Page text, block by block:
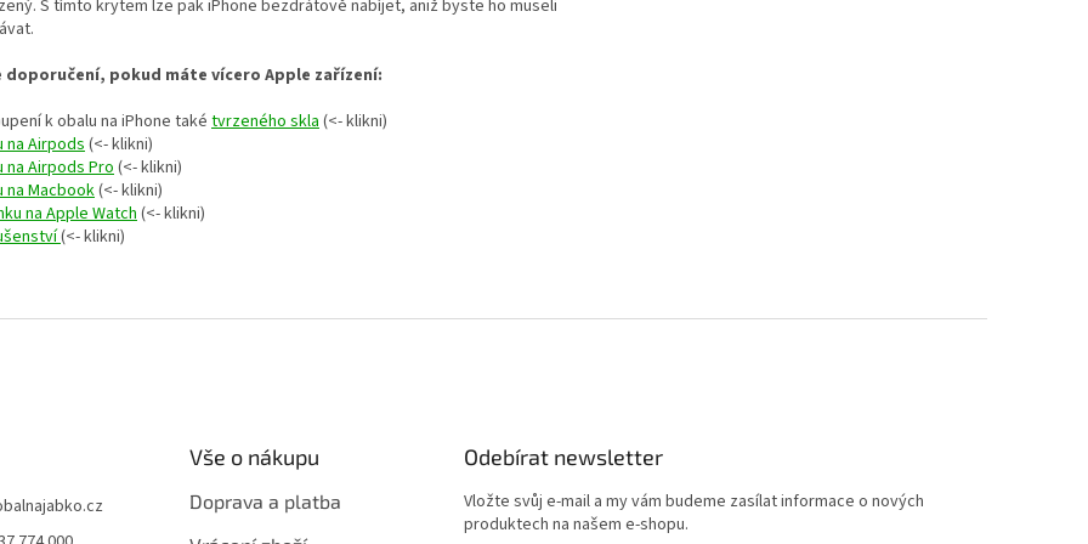
S tímto krytem lze pak iPhone bezdrátově nabíjet, aniž byste ho museli
doporučení, pokud máte vícero Apple zařízení:
k obalu na iPhone také tvrzeného skla(<- klikni)
na Airpods(<- klikni)
na Airpods Pro(<- klikni)
na Macbook(<- klikni)
na Apple Watch(<- klikni)
(<- klikni)
Vše o nákupu
Doprava a platba
Odebírat newsletter
Vložte svůj e-mail a my vám budeme zasílat informace o nových
produktech na našem e-shopu.